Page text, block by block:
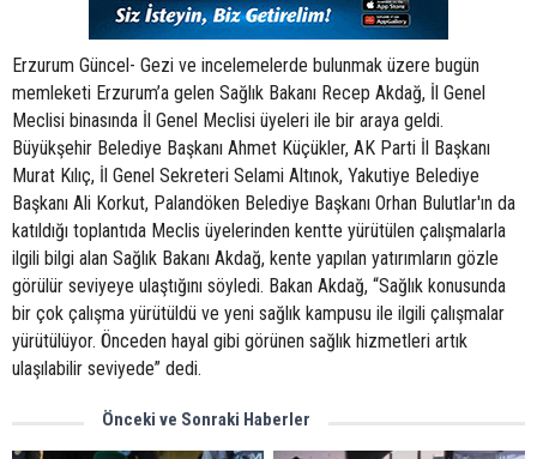
Erzurum Güncel- Gezi ve incelemelerde bulunmak üzere bugün
memleketi Erzurum’a gelen Sağlık Bakanı Recep Akdağ, İl Genel
Meclisi binasında İl Genel Meclisi üyeleri ile bir araya geldi.
Büyükşehir Belediye Başkanı Ahmet Küçükler, AK Parti İl Başkanı
Murat Kılıç, İl Genel Sekreteri Selami Altınok, Yakutiye Belediye
Başkanı Ali Korkut, Palandöken Belediye Başkanı Orhan Bulutlar'ın da
katıldığı toplantıda Meclis üyelerinden kentte yürütülen çalışmalarla
ilgili bilgi alan Sağlık Bakanı Akdağ, kente yapılan yatırımların gözle
görülür seviyeye ulaştığını söyledi. Bakan Akdağ, “Sağlık konusunda
bir çok çalışma yürütüldü ve yeni sağlık kampusu ile ilgili çalışmalar
yürütülüyor. Önceden hayal gibi görünen sağlık hizmetleri artık
ulaşılabilir seviyede” dedi.
Önceki ve Sonraki Haberler